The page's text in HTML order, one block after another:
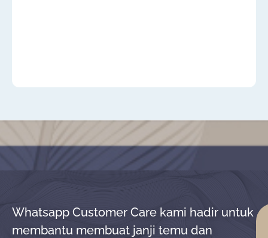
Whatsapp Customer Care kami hadir untuk
membantu membuat janji temu dan